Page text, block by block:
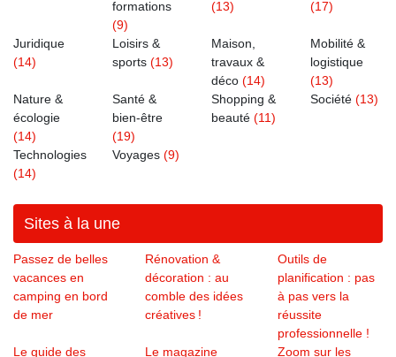
formations
(9)
(13)
(17)
Juridique
(14)
Loisirs &
sports (13)
Maison,
travaux &
déco (14)
Mobilité &
logistique
(13)
Nature &
écologie
(14)
Santé &
bien-être
(19)
Shopping &
beauté (11)
Société (13)
Technologies
(14)
Voyages (9)
Sites à la une
Passez de belles
vacances en
camping en bord
de mer
Rénovation &
décoration : au
comble des idées
créatives !
Outils de
planification : pas
à pas vers la
réussite
professionnelle !
Le guide des
Le magazine Zoom sur les